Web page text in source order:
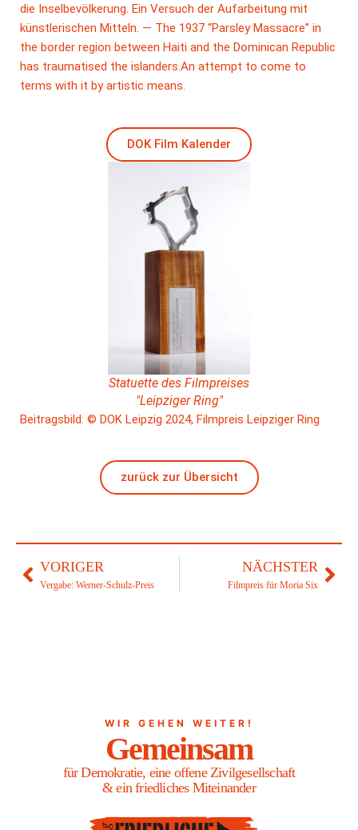
die Inselbevölkerung. Ein Versuch der Aufarbeitung mit
künstlerischen Mitteln. — The 1937 “Parsley Massacre” in
the border region between Haiti and the Dominican Republic
has traumatised the islanders.An attempt to come to
terms with it by artistic means.
DOK Film Kalender
Statuette des Filmpreises
"Leipziger Ring"
Beitragsbild: © DOK Leipzig 2024, Filmpreis Leipziger Ring
zurück zur Übersicht
VORIGER
Vergabe: Werner-Schulz-Preis
NÄCHSTER
Filmpreis für Moria Six
WIR GEHEN WEITER!
Gemeinsam
für Demokratie, eine offene Zivilgesellschaft
& ein friedliches Miteinander